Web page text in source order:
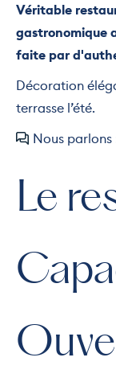
Véritable
gastronomique
faite par
Décoration
terrasse l’été.
Nous parlons
Le